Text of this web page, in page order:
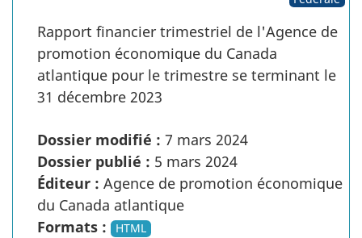
Rapport financier trimestriel de l'Agence de
promotion économique du Canada
atlantique pour le trimestre se terminant le
31 décembre 2023
Dossier modifié : 7 mars 2024
Dossier publié : 5 mars 2024
Éditeur : Agence de promotion économique
du Canada atlantique
Formats :
HTML